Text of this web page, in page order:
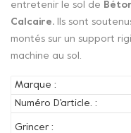
entretenir le sol de
Calcaire. Ils sont
montés sur un support
machine au sol.
Marque :
Numéro D'article. :
Grincer :